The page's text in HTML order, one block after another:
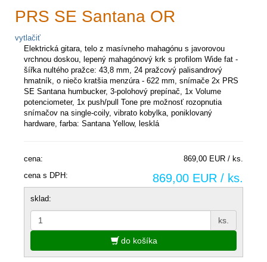
PRS SE Santana OR
vytlačiť
Elektrická gitara, telo z masívneho mahagónu s javorovou
vrchnou doskou, lepený mahagónový krk s profilom Wide fat -
šířka nultého pražce: 43,8 mm, 24 pražcový palisandrový
hmatník, o niečo kratšia menzúra - 622 mm, snímače 2x PRS
SE Santana humbucker, 3-polohový prepínač, 1x Volume
potenciometer, 1x push/pull Tone pre možnosť rozopnutia
snímačov na single-coily, vibrato kobylka, poniklovaný
hardware, farba: Santana Yellow, lesklá
cena:
869,00 EUR / ks.
cena s DPH:
869,00 EUR / ks.
sklad:
ks.
do košíka